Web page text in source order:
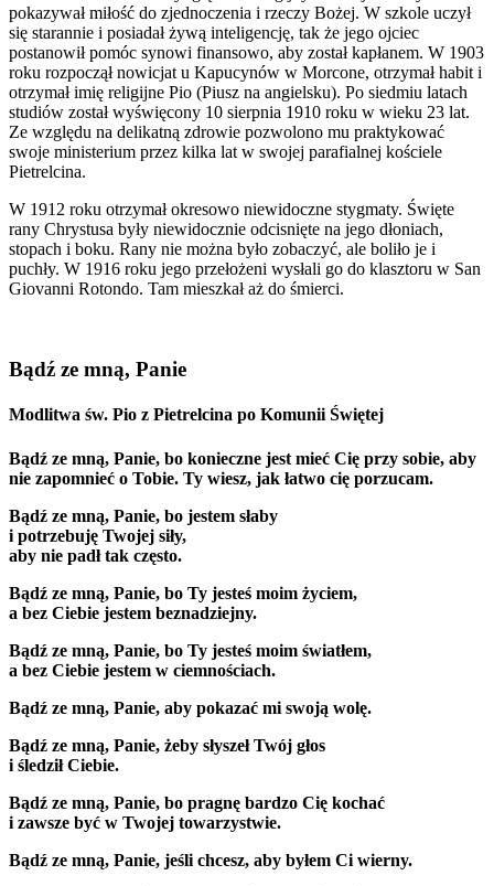
pokazywał miłość do zjednoczenia i rzeczy Bożej. W szkole uczył
się starannie i posiadał żywą inteligencję, tak że jego ojciec
postanowił pomóc synowi finansowo, aby został kapłanem. W 1903
roku rozpoczął nowicjat u Kapucynów w Morcone, otrzymał habit i
otrzymał imię religijne Pio (Piusz na angielsku). Po siedmiu latach
studiów został wyświęcony 10 sierpnia 1910 roku w wieku 23 lat.
Ze względu na delikatną zdrowie pozwolono mu praktykować
swoje ministerium przez kilka lat w swojej parafialnej kościele
Pietrelcina.
W 1912 roku otrzymał okresowo niewidoczne stygmaty. Święte
rany Chrystusa były niewidocznie odcisnięte na jego dłoniach,
stopach i boku. Rany nie można było zobaczyć, ale boliło je i
puchły. W 1916 roku jego przełożeni wysłali go do klasztoru w San
Giovanni Rotondo. Tam mieszkał aż do śmierci.
Bądź ze mną, Panie
Modlitwa św. Pio z Pietrelcina po Komunii Świętej
Bądź ze mną, Panie, bo konieczne jest mieć Cię przy sobie, aby
nie zapomnieć o Tobie. Ty wiesz, jak łatwo cię porzucam.
Bądź ze mną, Panie, bo jestem słaby
i potrzebuję Twojej siły,
aby nie padł tak często.
Bądź ze mną, Panie, bo Ty jesteś moim życiem,
a bez Ciebie jestem beznadziejny.
Bądź ze mną, Panie, bo Ty jesteś moim światłem,
a bez Ciebie jestem w ciemnościach.
Bądź ze mną, Panie, aby pokazać mi swoją wolę.
Bądź ze mną, Panie, żeby słyszeł Twój głos
i śledził Ciebie.
Bądź ze mną, Panie, bo pragnę bardzo Cię kochać
i zawsze być w Twojej towarzystwie.
Bądź ze mną, Panie, jeśli chcesz, aby byłem Ci wierny.